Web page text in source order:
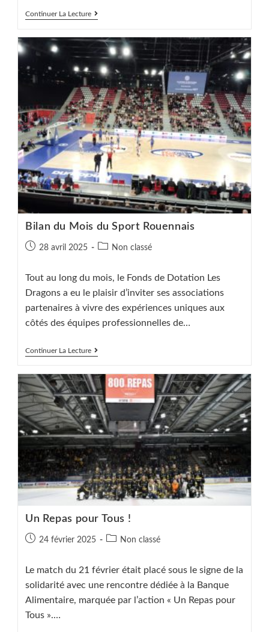
Continuer La LectureUne
Pour
Planète
!
Bilan du Mois du Sport Rouennais
Publication
28 avril 2025
PostNon classé
Tout au long du mois, le Fonds de Dotation Les
Dragons a eu le plaisir d’inviter ses associations
partenaires à vivre des expériences uniques aux
côtés des équipes professionnelles de…
Continuer La LectureBilan
Du
Sport
Rouennais
Un Repas pour Tous !
Publication
24 février 2025
PostNon classé
Le match du 21 février était placé sous le signe de la
solidarité avec une rencontre dédiée à la Banque
Alimentaire, marquée par l’action « Un Repas pour
Tous ».…